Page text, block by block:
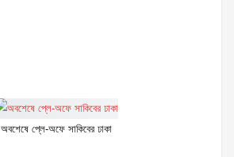
অবশেষে প্লে-অফে সাকিবের ঢাকা